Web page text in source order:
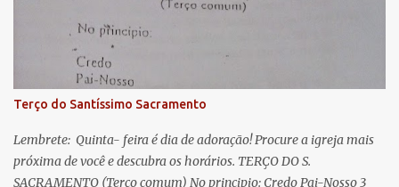
misericordiosos a nós volvei, e depois deste desterro, mostrai-nos
Jesus. Bendito é o fruto do vosso ventre, ó clemente, ó piedosa, ó
doce e sempre Virgem Maria. Rogai por nós Santa Mãe de Deus.
Para que sejamos dignos das promessas de Cristo. Amém.
Terço do Santíssimo Sacramento
Lembrete: Quinta- feira é dia de adoração! Procure a igreja mais
próxima de você e descubra os horários. TERÇO DO S.
SACRAMENTO (Terço comum) No principio: Credo Pai-Nosso 3